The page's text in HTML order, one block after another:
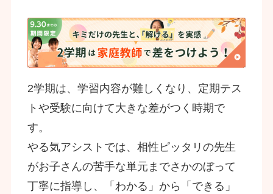
2学期は、学習内容が難しくなり、定期テス
トや受験に向けて大きな差がつく時期で
す。
やる気アシストでは、相性ピッタリの先生
がお子さんの苦手な単元までさかのぼって
丁寧に指導し、「わかる」から「できる」